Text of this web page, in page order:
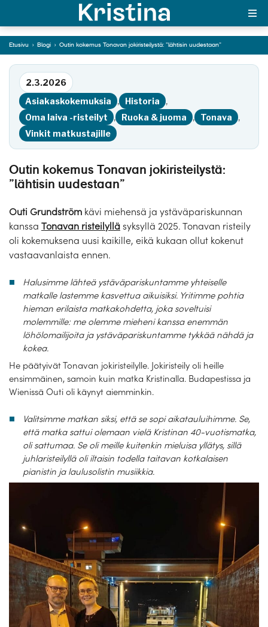
MAJAKKA-portaali
Äkkilähdöt
Suosikit
OTA YHTEYTTÄ
Matkatyypit
Matkakalenteri
Hyvä tietää
Meistä
Tonavan jokiristeilystä:
”lähtisin uudestaan”
Siirry tekstiin
Etusivu › Blogi › Outin kokemus Tonavan jokiristeilystä: ”lähtisin uudestaan”
2.3.2026
Asiakaskokemuksia
, Historia
,
Oma laiva -risteilyt
, Ruoka & juoma , Tonava
,
Vinkit matkustajille
Outin kokemus Tonavan jokiristeilystä:
”lähtisin uudestaan”
Outi Grundström kävi miehensä ja ystäväpariskunnan
kanssa Tonavan risteilyllä syksyllä 2025. Tonavan risteily
oli kokemuksena uusi kaikille, eikä kukaan ollut kokenut
vastaavanlaista ennen.
Halusimme lähteä ystäväpariskuntamme yhteiselle
matkalle lastemme kasvettua aikuisiksi. Yritimme pohtia
hieman erilaista matkakohdetta, joka soveltuisi
molemmille: me olemme mieheni kanssa enemmän
löhölomailijoita ja ystäväpariskuntamme tykkää nähdä ja
kokea.
He päätyivät Tonavan jokiristeilylle. Jokiristeily oli heille
ensimmäinen, samoin kuin matka Kristinalla. Budapestissa ja
Wienissä Outi oli käynyt aiemminkin.
Valitsimme matkan siksi, että se sopi aikatauluihimme. Se,
että matka sattui olemaan vielä Kristinan 40-vuotismatka,
oli sattumaa. Se oli meille kuitenkin mieluisa yllätys, sillä
juhlaristeilyllä oli iltaisin todella taitavan kotkalaisen
pianistin ja laulusolistin musiikkia.